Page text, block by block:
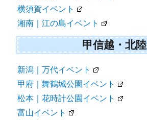
横須賀イベント
湘南｜江の島イベント
甲信越・北陸
新潟｜万代イベント
甲府｜舞鶴城公園イベント
松本｜花時計公園イベント
富山イベント